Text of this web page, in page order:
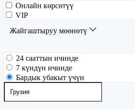
Онлайн көрсөтүү
VIP
Жайгаштыруу мөөнөтү
24 сааттын ичинде
7 күндүн ичинде
Бардык убакыт үчүн